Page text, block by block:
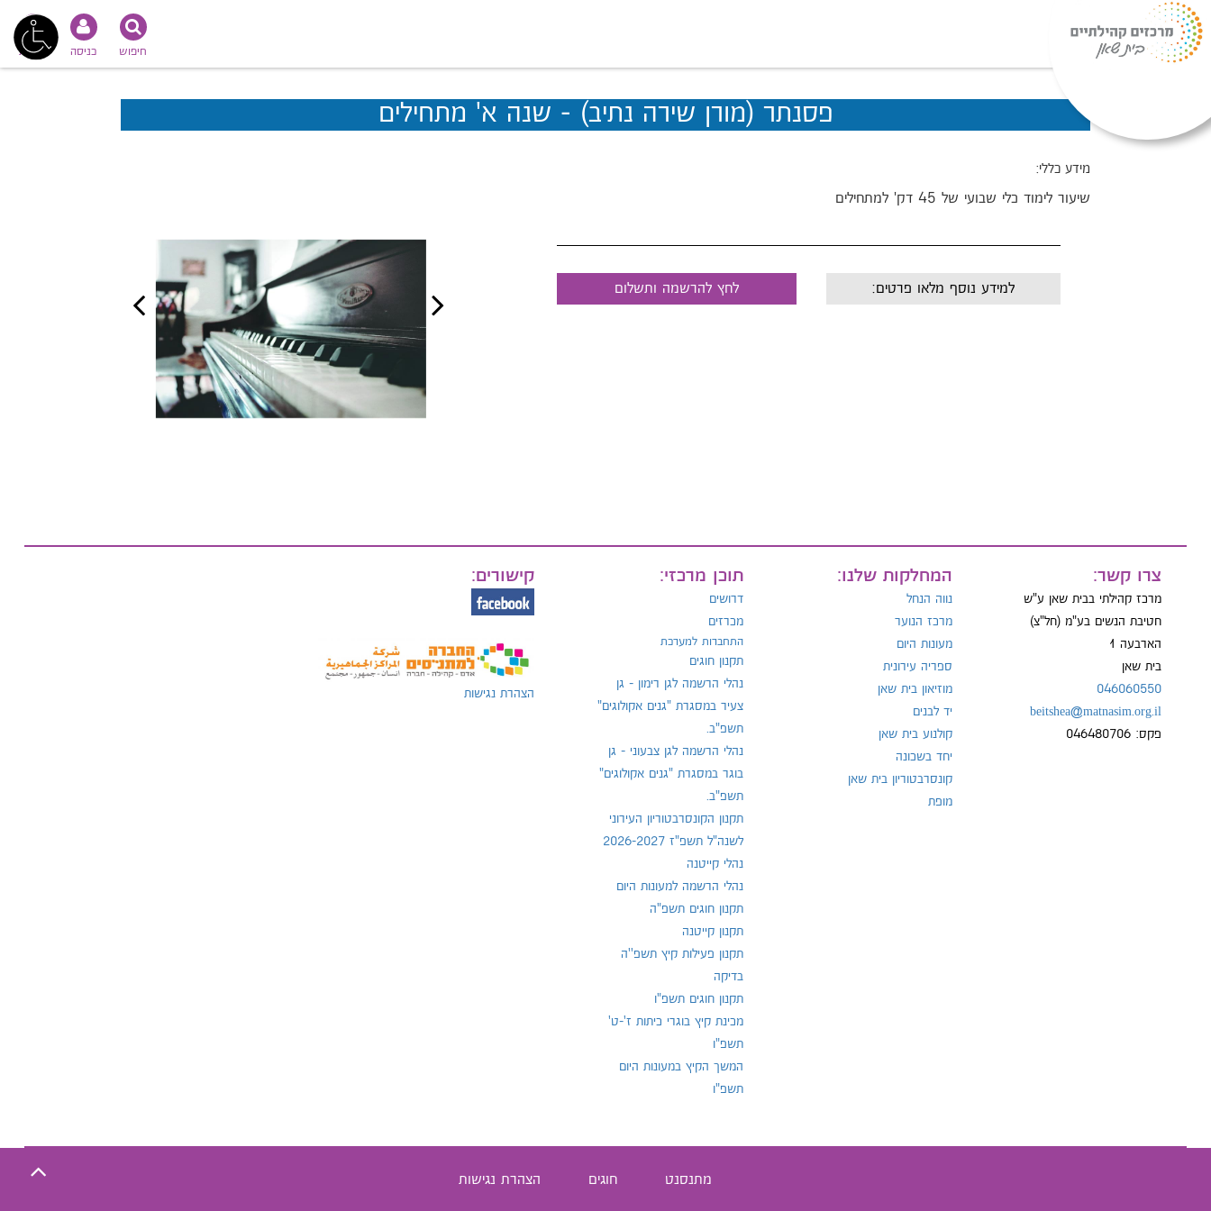
נגישות כניסה חיפוש
פסנתר (מורן שירה נתיב) - שנה א' מתחילים
מידע כללי:
שיעור לימוד כלי שבועי של 45 דק' למתחילים
לחץ להרשמה ותשלום למידע נוסף מלאו פרטים:
צרו קשר:
מרכז קהילתי בבית שאן ע"ש
חטיבת הנשים בע"מ (חל"צ)
הארבעה 1
בית שאן
046060550
beitshea@matnasim.org.il
פקס: 046480706
המחלקות שלנו:
נווה הנחל
מרכז הנוער
מעונות היום
ספריה עירונית
מוזיאון בית שאן
יד לבנים
קולנוע בית שאן
יחד בשכונה
קונסרבטוריון בית שאן
מופת
תוכן מרכזי:
דרושים
מכרזים
התחברות למערכת
תקנון חוגים
נהלי הרשמה לגן רימון - גן
צעיר במסגרת "גנים אקולוגים"
תשפ"ב.
נהלי הרשמה לגן צבעוני - גן
בוגר במסגרת "גנים אקולוגים"
תשפ"ב.
תקנון הקונסרבטוריון העירוני
לשנה"ל תשפ"ז 2026-2027
נהלי קייטנה
נהלי הרשמה למעונות היום
תקנון חוגים תשפ"ה
תקנון קייטנה
תקנון פעילות קיץ תשפ''ה
בדיקה
תקנון חוגים תשפ"ו
מכינת קיץ בוגרי כיתות ז'-ט'
תשפ"ו
המשך הקיץ במעונות היום
תשפ"ו
קישורים:
הצהרת נגישות
מתנסנט חוגים הצהרת נגישות